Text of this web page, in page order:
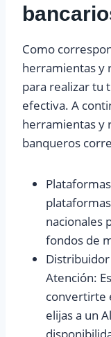
Como
herramientas y
para realizar tu
efectiva. A
herramientas y
banqueros
nacionales
fondos de
Atención:
convertirte
elijas a un